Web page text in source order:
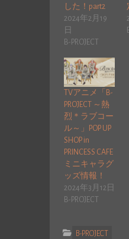
した！part2
2024年2月19
日
B-PROJECT
TVアニメ「B-
PROJECT ～熱
烈＊ラブコー
ル～」POP UP
SHOP in
PRINCESS CAFE
ミニキャラグ
ッズ情報！
2024年3月12日
B-PROJECT
B-PROJECT